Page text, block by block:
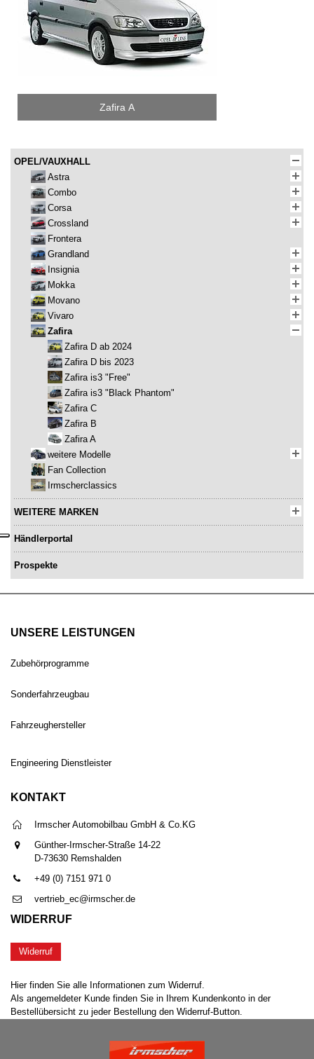
Zafira A
OPEL/VAUXHALL
Astra
Combo
Corsa
Crossland
Frontera
Grandland
Insignia
Mokka
Movano
Vivaro
Zafira
Zafira D ab 2024
Zafira D bis 2023
Zafira is3 "Free"
Zafira is3 "Black Phantom"
Zafira C
Zafira B
Zafira A
weitere Modelle
Fan Collection
Irmscherclassics
WEITERE MARKEN
Händlerportal
Prospekte
UNSERE LEISTUNGEN
Zubehörprogramme
Sonderfahrzeugbau
Fahrzeughersteller
Engineering Dienstleister
KONTAKT
Irmscher Automobilbau GmbH & Co.KG
Günther-Irmscher-Straße 14-22
D-73630 Remshalden
+49 (0) 7151 971 0
vertrieb_ec@irmscher.de
WIDERRUF
Widerruf
Hier finden Sie alle Informationen zum Widerruf.
Als angemeldeter Kunde finden Sie in Ihrem Kundenkonto in der
Bestellübersicht zu jeder Bestellung den Widerruf-Button.